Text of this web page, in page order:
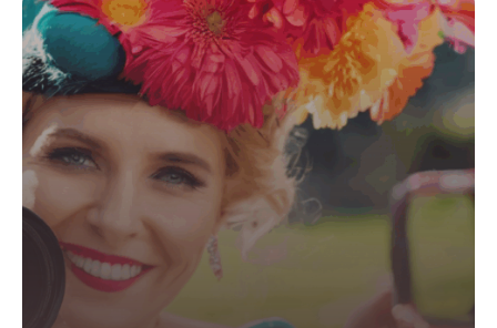
moins cher
4 juillet 2025